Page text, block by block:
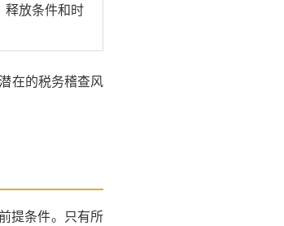
释放条件和时
在的税务稽查风
提条件。只有所